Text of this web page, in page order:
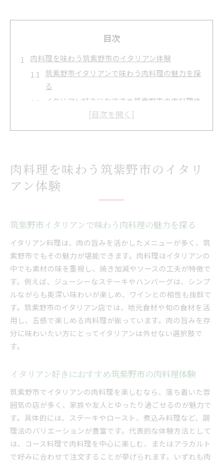
目次
肉料理を味わう筑紫野市のイタリアン体験
筑紫野市イタリアンで味わう肉料理の魅力を探
る
イタリアン好きにおすすめ筑紫野市の肉料理体
筑紫野市で楽しむイタリアン肉料理の人気ポイ
筑紫野市イタリアンの雰囲気と肉料理の相性
ランチに選びたい筑紫野市イタリアン肉料理
イタリアン好きが集う筑紫野市で肉料理を堪能
ップ
肉料理で広がる筑紫野市イタリアンの楽しみ方
イタリアン肉料理を筑紫野市で堪能するコツ
筑紫野市イタリアンで味わう肉料理の奥深さ
イタリアン肉料理と筑紫野市グルメの融合体験
ランチにおすすめ筑紫野市イタリアンの肉料理
筑紫野市イタリアンで満喫するランチ肉料理特
コスパ抜群の筑紫野市イタリアン肉ランチを満
喫
イタリアン好きが選ぶ筑紫野市のランチ肉料理
筑紫野市イタリアンで人気の肉ランチを楽しむ
友人や家族と楽しむイタリアン肉ランチ筑紫野
市
筑紫野市で楽しむ本格イタリアン肉メニューの魅力
肉料理を味わう筑紫野市のイタリ
アン体験
筑紫野市イタリアンで味わう肉料理の魅力を探る
イタリアン料理は、肉の旨みを活かしたメニューが多く、筑
紫野市でもその魅力が堪能できます。肉料理はイタリアンの
中でも素材の味を重視し、焼き加減やソースの工夫が特徴で
す。例えば、ジューシーなステーキやハンバーグは、シンプ
ルながらも奥深い味わいが楽しめ、ワインとの相性も抜群で
す。筑紫野市のイタリアン店では、地元食材や旬の食材を活
用し、五感で楽しめる肉料理が揃っています。肉の旨みを存
分に味わいたい方にとってイタリアンは外せない選択肢で
す。
イタリアン好きにおすすめ筑紫野市の肉料理体験
筑紫野市でイタリアンの肉料理を楽しむなら、落ち着いた雰
囲気の店が多く、家族や友人とゆったり過ごせるのが魅力で
す。具体的には、ステーキやロースト、煮込み料理など、調
理法のバリエーションが豊富です。代表的な体験方法として
は、コース料理で肉料理を中心に楽しむ、またはアラカルト
で好みに合わせて注文することが挙げられます。いずれも肉